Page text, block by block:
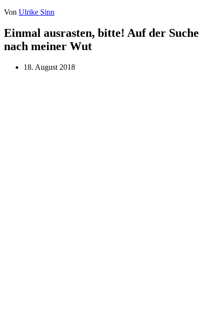
Von Ulrike Sinn
Einmal ausrasten, bitte! Auf der Suche
nach meiner Wut
18. August 2018